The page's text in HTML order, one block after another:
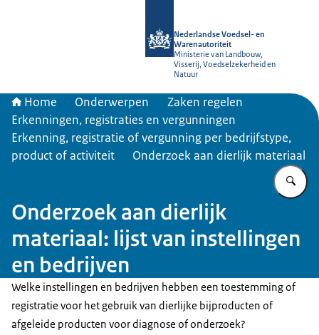
Nederlandse Voedsel- en
Warenautoriteit
Ministerie van Landbouw,
Visserij, Voedselzekerheid en
Natuur
Home Onderwerpen
Zaken regelen
Erkenningen, registraties en vergunningen
Erkenning, registratie of vergunning per bedrijfstype,
product of activiteit
Onderzoek aan dierlijk materiaal
Onderzoek aan dierlijk
materiaal: lijst van instellingen
en bedrijven
Welke instellingen en bedrijven hebben een toestemming of
registratie voor het gebruik van dierlijke bijproducten of
afgeleide producten voor diagnose of onderzoek?